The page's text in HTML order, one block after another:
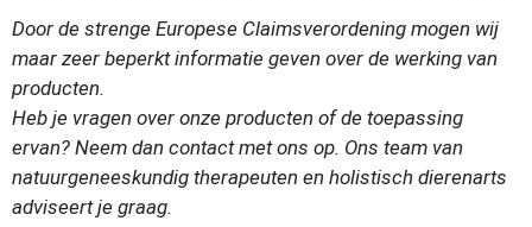
Door de strenge Europese Claimsverordening mogen wij
maar zeer beperkt informatie geven over de werking van
producten.
Heb je vragen over onze producten of de toepassing
ervan? Neem dan contact met ons op. Ons team van
natuurgeneeskundig therapeuten en holistisch dierenarts
adviseert je graag.